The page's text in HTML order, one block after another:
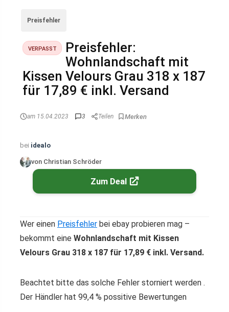
Preisfehler
VERPASST
Preisfehler:
Wohnlandschaft mit
Kissen Velours Grau 318 x 187
für 17,89 € inkl. Versand
am 15.04.2023 3 Teilen
bei idealo
von Christian Schröder
Zum Deal
Wer einen Preisfehler bei ebay probieren mag –
bekommt eine Wohnlandschaft mit Kissen
Velours Grau 318 x 187 für 17,89 € inkl. Versand.
Beachtet bitte das solche Fehler storniert werden .
Der Händler hat 99,4 % possitive Bewertungen